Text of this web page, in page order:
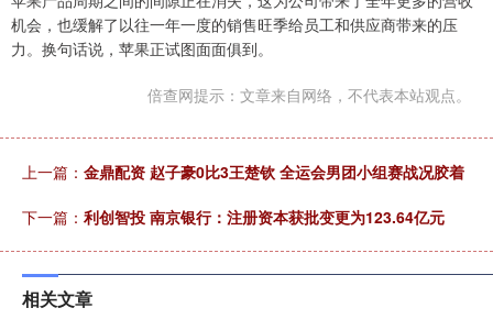
机会，也缓解了以往一年一度的销售旺季给员工和供应商带来的压
力。换句话说，苹果正试图面面俱到。
倍查网提示：文章来自网络，不代表本站观点。
上一篇： 金鼎配资 赵子豪0比3王楚钦 全运会男团小组赛战况胶着
下一篇： 利创智投 南京银行：注册资本获批变更为123.64亿元
相关文章